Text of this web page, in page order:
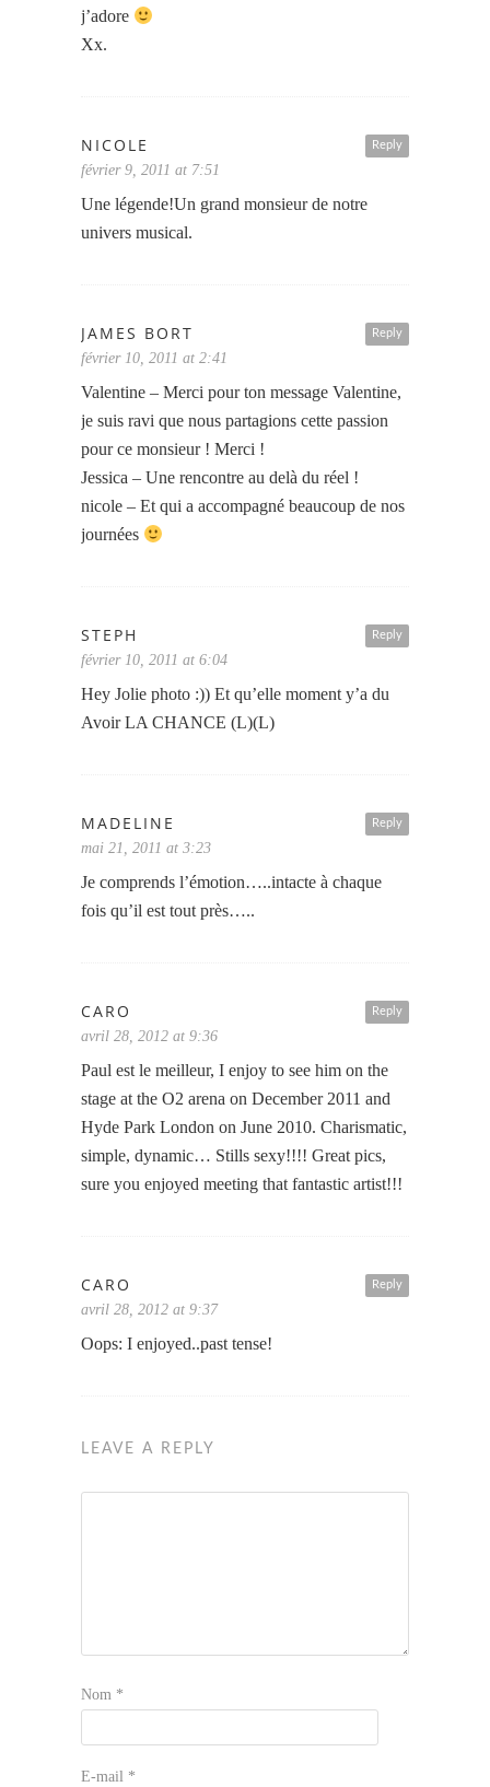
j’adore
Xx.
Reply
NICOLE
février 9, 2011 at 7:51
Une légende!Un grand monsieur de notre
univers musical.
Reply
JAMES BORT
février 10, 2011 at 2:41
Valentine – Merci pour ton message Valentine,
je suis ravi que nous partagions cette passion
pour ce monsieur ! Merci !
Jessica – Une rencontre au delà du réel !
nicole – Et qui a accompagné beaucoup de nos
journées
Reply
STEPH
février 10, 2011 at 6:04
Hey Jolie photo :)) Et qu’elle moment y’a du
Avoir LA CHANCE (L)(L)
Reply
MADELINE
mai 21, 2011 at 3:23
Je comprends l’émotion…..intacte à chaque
fois qu’il est tout près…..
Reply
CARO
avril 28, 2012 at 9:36
Paul est le meilleur, I enjoy to see him on the
stage at the O2 arena on December 2011 and
Hyde Park London on June 2010. Charismatic,
simple, dynamic… Stills sexy!!!! Great pics,
sure you enjoyed meeting that fantastic artist!!!
Reply
CARO
avril 28, 2012 at 9:37
Oops: I enjoyed..past tense!
LEAVE A REPLY
Nom *
E-mail *